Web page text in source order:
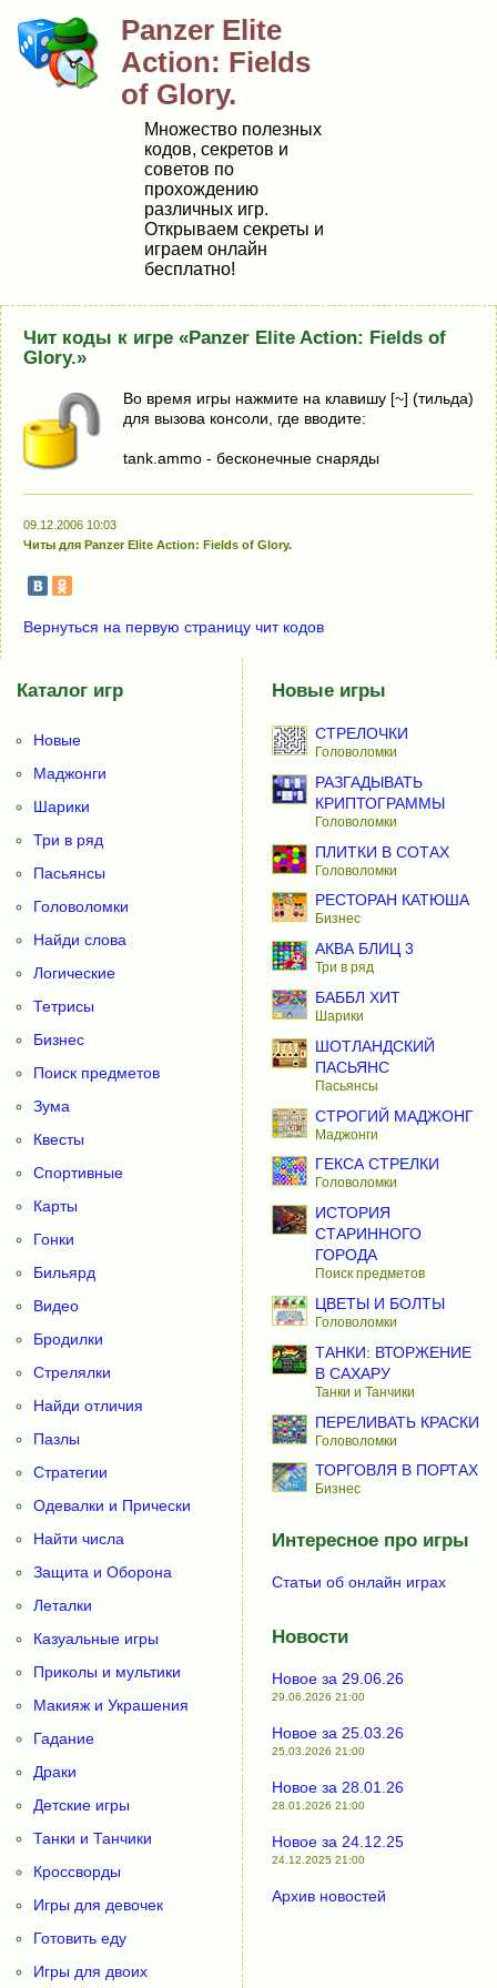
Panzer Elite
Action: Fields
of Glory.
Множество полезных
кодов, секретов и
советов по
прохождению
различных игр.
Открываем секреты и
играем онлайн
бесплатно!
Чит коды к игре «Panzer Elite Action: Fields of
Glory.»
Во время игры нажмите на клавишу [~] (тильда)
для вызова консоли, где вводите:
tank.ammo - бесконечные снаряды
09.12.2006 10:03
Читы для Panzer Elite Action: Fields of Glory.
Вернуться на первую страницу чит кодов
Каталог игр
Новые
Маджонги
Шарики
Три в ряд
Пасьянсы
Головоломки
Найди слова
Логические
Тетрисы
Бизнес
Поиск предметов
Зума
Квесты
Спортивные
Карты
Гонки
Бильярд
Видео
Бродилки
Стрелялки
Найди отличия
Пазлы
Стратегии
Одевалки и Прически
Найти числа
Защита и Оборона
Леталки
Казуальные игры
Приколы и мультики
Макияж и Украшения
Гадание
Драки
Детские игры
Танки и Танчики
Кроссворды
Игры для девочек
Готовить еду
Игры для двоих
Новые игры
СТРЕЛОЧКИ
Головоломки
РАЗГАДЫВАТЬ
КРИПТОГРАММЫ
Головоломки
ПЛИТКИ В СОТАХ
Головоломки
РЕСТОРАН КАТЮША
Бизнес
АКВА БЛИЦ 3
Три в ряд
БАББЛ ХИТ
Шарики
ШОТЛАНДСКИЙ
ПАСЬЯНС
Пасьянсы
СТРОГИЙ МАДЖОНГ
Маджонги
ГЕКСА СТРЕЛКИ
Головоломки
ИСТОРИЯ
СТАРИННОГО
ГОРОДА
Поиск предметов
ЦВЕТЫ И БОЛТЫ
Головоломки
ТАНКИ: ВТОРЖЕНИЕ
В САХАРУ
Танки и Танчики
ПЕРЕЛИВАТЬ КРАСКИ
Головоломки
ТОРГОВЛЯ В ПОРТАХ
Бизнес
Интересное про игры
Статьи об онлайн играх
Новости
Новое за 29.06.26
29.06.2026 21:00
Новое за 25.03.26
25.03.2026 21:00
Новое за 28.01.26
28.01.2026 21:00
Новое за 24.12.25
24.12.2025 21:00
Архив новостей